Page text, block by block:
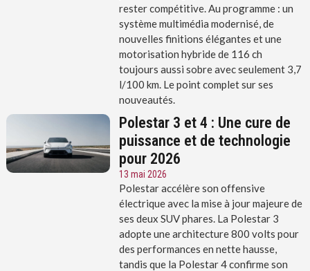
rester compétitive. Au programme : un
système multimédia modernisé, de
nouvelles finitions élégantes et une
motorisation hybride de 116 ch
toujours aussi sobre avec seulement 3,7
l/100 km. Le point complet sur ses
nouveautés.
Polestar 3 et 4 : Une cure de
puissance et de technologie
pour 2026
13 mai 2026
Polestar accélère son offensive
électrique avec la mise à jour majeure de
ses deux SUV phares. La Polestar 3
adopte une architecture 800 volts pour
des performances en nette hausse,
tandis que la Polestar 4 confirme son